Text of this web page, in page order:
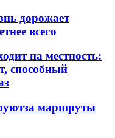
дорожает
всего
на местность:
способный
маршруты